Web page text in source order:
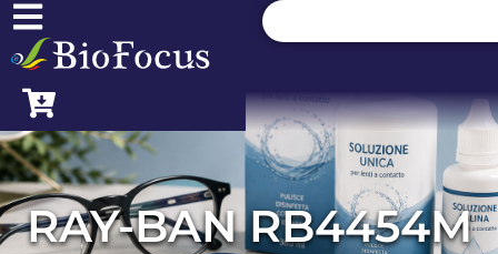
RAY-BAN RB4454M